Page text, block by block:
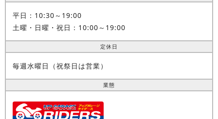
平日：10:30～19:00
土曜・日曜・祝日：10:00～19:00
定休日
毎週水曜日（祝祭日は営業）
業態